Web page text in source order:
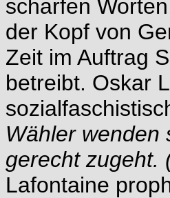
scharfen
der Kopf von
Zeit im Auftrag
betreibt. Oskar
Wähler wenden
gerecht zugeht.
Lafontaine